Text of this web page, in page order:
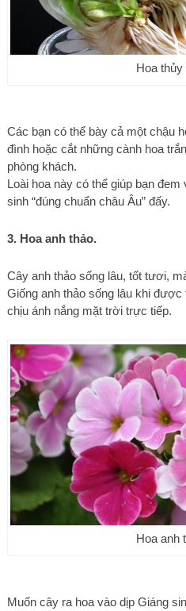
Hoa thủy
Các bạn có thể bày cả một chậu
đình hoặc cắt những cành hoa
phòng khách.
Loài hoa này có thể giúp bạn
sinh “đúng chuẩn châu Âu” đấy.
3. Hoa anh thảo.
Cây anh thảo sống lâu, tốt tươi,
Giống anh thảo sống lâu khi
chịu ánh nắng mặt trời trực tiếp.
Hoa anh
Muốn cây ra hoa vào dịp Giáng